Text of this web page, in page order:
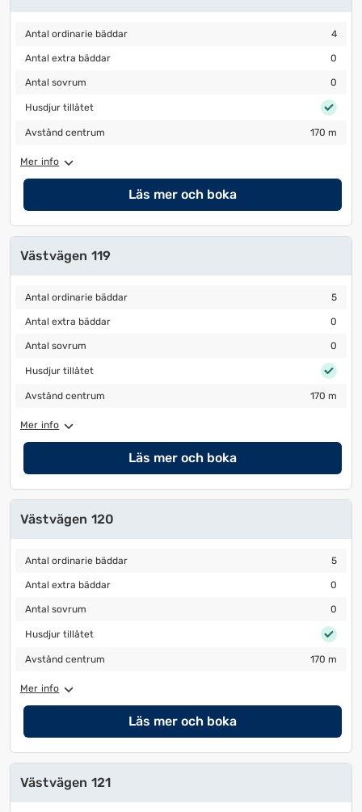
Antal ordinarie bäddar
Antal ordinarie bäddar 4
Antal extra bäddar
Antal extra bäddar 0
Antal sovrum
Antal sovrum 0
Husdjur tillåtet
Husdjur tillåtet
Avstånd centrum
Avstånd centrum 170 m
Mer info
Läs mer och boka
Västvägen 119
Antal ordinarie bäddar
Antal ordinarie bäddar 5
Antal extra bäddar
Antal extra bäddar 0
Antal sovrum
Antal sovrum 0
Husdjur tillåtet
Husdjur tillåtet
Avstånd centrum
Avstånd centrum 170 m
Mer info
Läs mer och boka
Västvägen 120
Antal ordinarie bäddar
Antal ordinarie bäddar 5
Antal extra bäddar
Antal extra bäddar 0
Antal sovrum
Antal sovrum 0
Husdjur tillåtet
Husdjur tillåtet
Avstånd centrum
Avstånd centrum 170 m
Mer info
Läs mer och boka
Västvägen 121